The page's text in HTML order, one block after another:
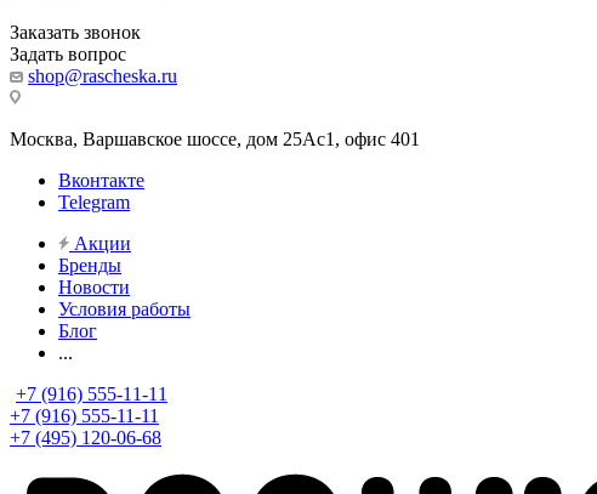
Заказать звонок
Задать вопрос
shop@rascheska.ru
Москва, Варшавское шоссе, дом 25Аc1, офис 401
Вконтакте
Telegram
Акции
Бренды
Новости
Условия работы
Блог
...
+7 (916) 555-11-11
+7 (916) 555-11-11
+7 (495) 120-06-68